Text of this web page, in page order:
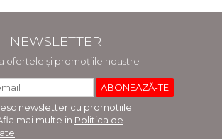
NEWSLETTER
ofertele și promoțiile noastre
newsletter cu promotiile
mai multe in Politica de